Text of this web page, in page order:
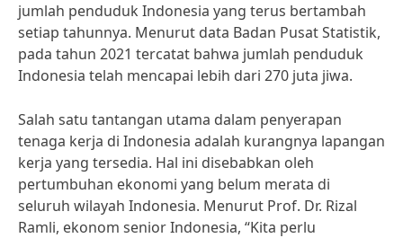
jumlah penduduk Indonesia yang terus bertambah
setiap tahunnya. Menurut data Badan Pusat Statistik,
pada tahun 2021 tercatat bahwa jumlah penduduk
Indonesia telah mencapai lebih dari 270 juta jiwa.
Salah satu tantangan utama dalam penyerapan
tenaga kerja di Indonesia adalah kurangnya lapangan
kerja yang tersedia. Hal ini disebabkan oleh
pertumbuhan ekonomi yang belum merata di
seluruh wilayah Indonesia. Menurut Prof. Dr. Rizal
Ramli, ekonom senior Indonesia, “Kita perlu